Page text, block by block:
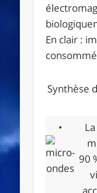
En clair :
Synthèse
•
90